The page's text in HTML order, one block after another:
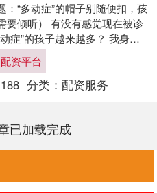
：“多动症”的帽子别随便扣，孩
要倾听） 有没有感觉现在被诊
症”的孩子越来越多？ 我身边
个朋友，因为孩子在课堂上“多
接....
资平台
188 分类： 配资服务
已加载完成